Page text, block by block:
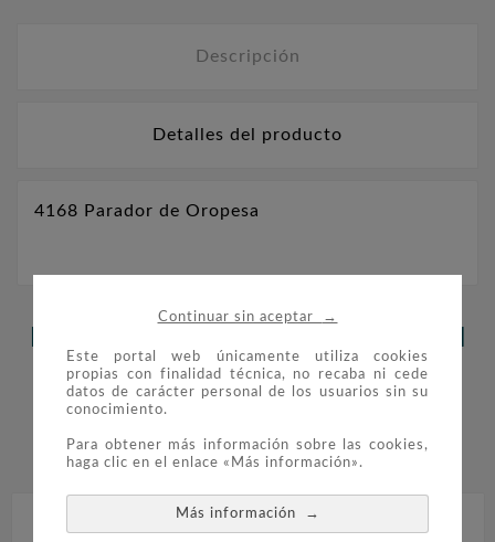
Continuar sin aceptar →
Este portal web únicamente utiliza cookies
propias con finalidad técnica, no recaba ni cede
datos de carácter personal de los usuarios sin su
conocimiento.
Para obtener más información sobre las cookies,
haga clic en el enlace «Más información».
Más información →
Descripción
Detalles del producto
4168 Parador de Oropesa
ESTE PRODUCTO TAMBIÉN
COMPRARON:
 